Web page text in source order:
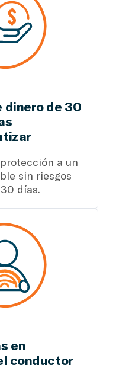
dinero de 30
a un
sin riesgos
días.
en
conductor